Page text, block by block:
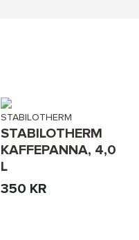
STABILOTHERM
STABILOTHERM
KAFFEPANNA, 4,0
L
350 KR